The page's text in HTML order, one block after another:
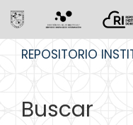
REPOSITORIO
Buscar